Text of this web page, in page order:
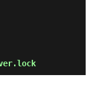
lock file =     /var/lock/swift_server.lock